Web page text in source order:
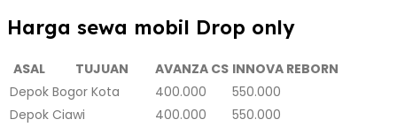
Harga sewa mobil Drop only
ASAL TUJUAN AVANZA CS INNOVA REBORN
Depok Bogor Kota 400.000
550.000
Depok Ciawi 400.000
550.000